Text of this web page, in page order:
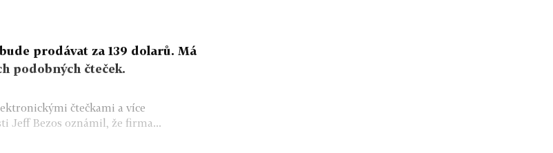
prodávat za 139 dolarů. Má
podobných čteček.
čtečkami a více
Jeff Bezos oznámil, že firma...